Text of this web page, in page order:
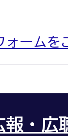
ォームを
報・広